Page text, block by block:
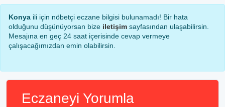
Konya ili için nöbetçi eczane bilgisi bulunamadı! Bir hata
olduğunu düşünüyorsan bize iletişim sayfasından ulaşabilirsin.
Mesajına en geç 24 saat içerisinde cevap vermeye
çalışacağımızdan emin olabilirsin.
Eczaneyi Yorumla